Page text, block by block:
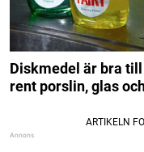
Diskmedel är bra
rent porslin, glas